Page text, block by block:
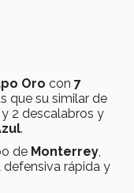
Oro con 7
que su similar de
2 descalabros y
.
de Monterrey
defensiva rápida y